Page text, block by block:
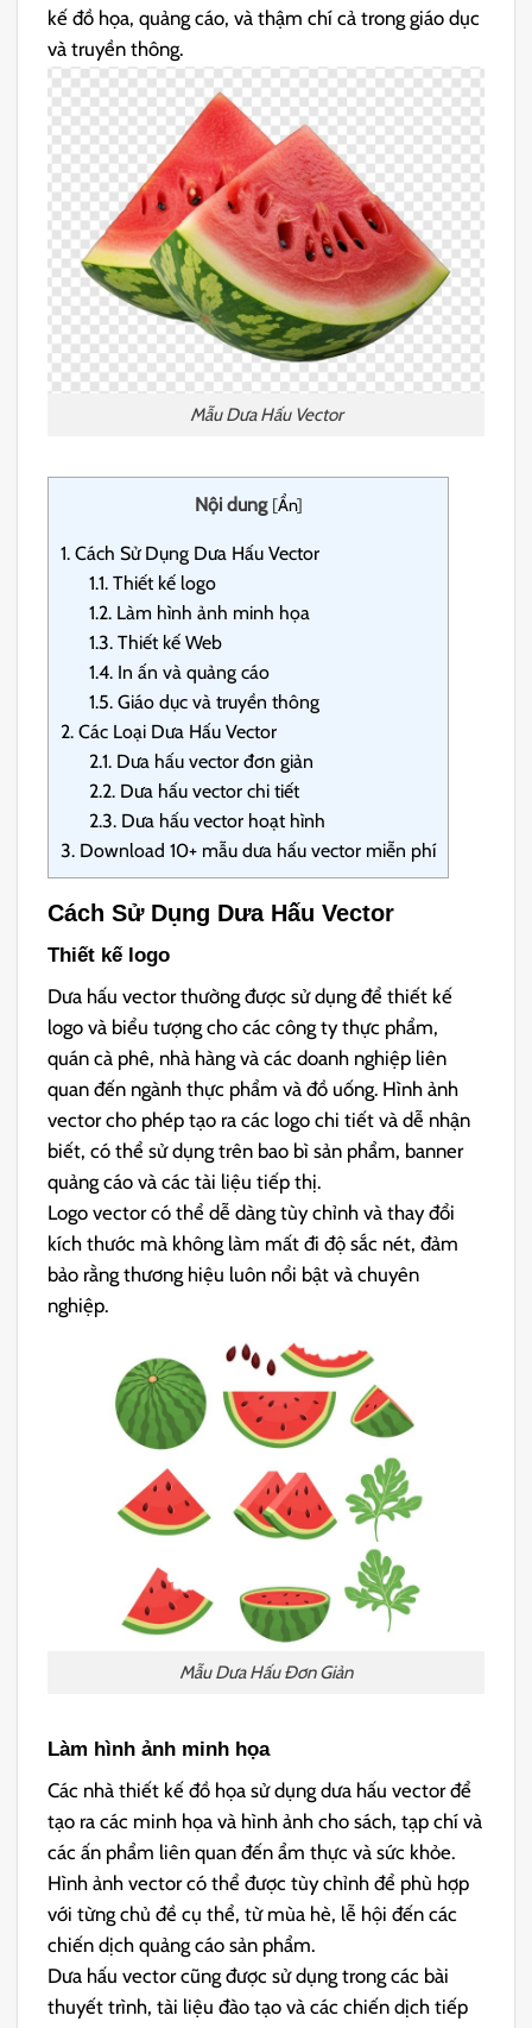
kế đồ họa, quảng cáo, và thậm chí cả trong giáo dục
và truyền thông.
Mẫu Dưa Hấu Vector
Nội dung [Ẩn]
1. Cách Sử Dụng Dưa Hấu Vector
1.1. Thiết kế logo
1.2. Làm hình ảnh minh họa
1.3. Thiết kế Web
1.4. In ấn và quảng cáo
1.5. Giáo dục và truyền thông
2. Các Loại Dưa Hấu Vector
2.1. Dưa hấu vector đơn giản
2.2. Dưa hấu vector chi tiết
2.3. Dưa hấu vector hoạt hình
3. Download 10+ mẫu dưa hấu vector miễn phí
Cách Sử Dụng Dưa Hấu Vector
Thiết kế logo
Dưa hấu vector thường được sử dụng để thiết kế
logo và biểu tượng cho các công ty thực phẩm,
quán cà phê, nhà hàng và các doanh nghiệp liên
quan đến ngành thực phẩm và đồ uống. Hình ảnh
vector cho phép tạo ra các logo chi tiết và dễ nhận
biết, có thể sử dụng trên bao bì sản phẩm, banner
quảng cáo và các tài liệu tiếp thị.
Logo vector có thể dễ dàng tùy chỉnh và thay đổi
kích thước mà không làm mất đi độ sắc nét, đảm
bảo rằng thương hiệu luôn nổi bật và chuyên
nghiệp.
Mẫu Dưa Hấu Đơn Giản
Làm hình ảnh minh họa
Các nhà thiết kế đồ họa sử dụng dưa hấu vector để
tạo ra các minh họa và hình ảnh cho sách, tạp chí và
các ấn phẩm liên quan đến ẩm thực và sức khỏe.
Hình ảnh vector có thể được tùy chỉnh để phù hợp
với từng chủ đề cụ thể, từ mùa hè, lễ hội đến các
chiến dịch quảng cáo sản phẩm.
Dưa hấu vector cũng được sử dụng trong các bài
thuyết trình, tài liệu đào tạo và các chiến dịch tiếp